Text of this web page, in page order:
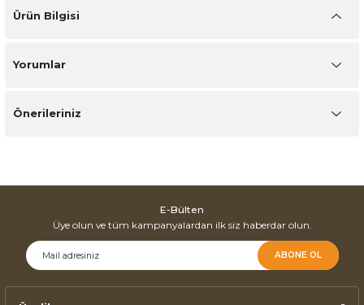
Ürün Bilgisi
Yorumlar
Önerileriniz
E-Bülten
Üye olun ve tüm kampanyalardan ilk siz haberdar olun.
ABONE OL